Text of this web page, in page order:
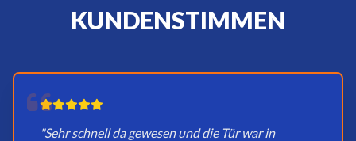
KUNDENSTIMMEN
"Sehr schnell da gewesen und die Tür war in